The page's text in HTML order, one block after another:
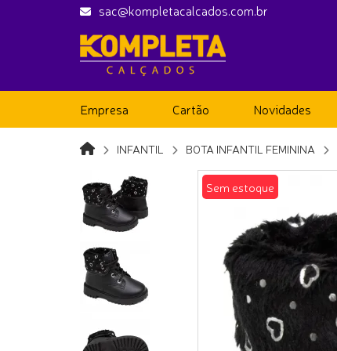
sac@kompletacalcados.com.br
Empresa Cartão Novidades
INFANTIL BOTA INFANTIL FEMININA
Sem estoque